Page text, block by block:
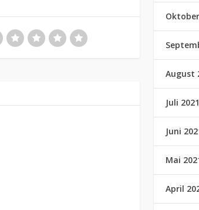
August
Juli 2021
Juni
Mai
April